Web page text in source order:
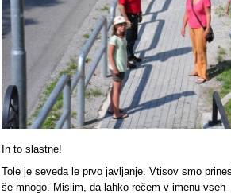
In to slastne!
Tole je seveda le prvo javljanje. Vtisov smo
še mnogo. Mislim, da lahko rečem v imenu vseh